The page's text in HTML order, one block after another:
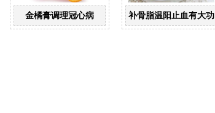
有关？金橘膏调理冠心病 补骨脂温阳止血有大功